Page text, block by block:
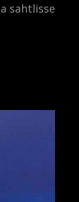
sahtlisse